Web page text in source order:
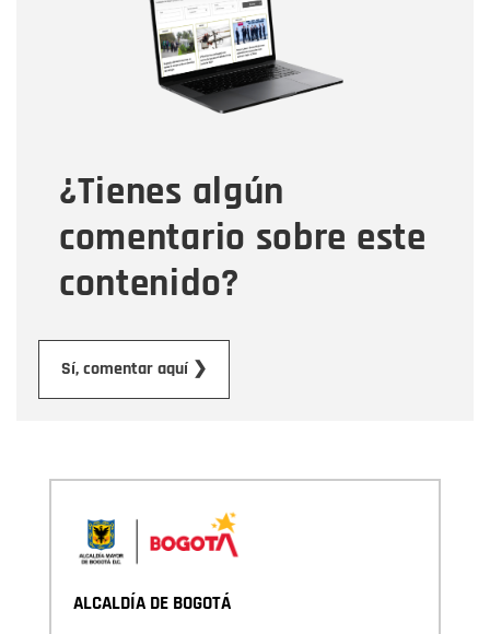
¿Tienes algún
comentario sobre este
contenido?
Sí, comentar aquí ❯
Correo electrónico
Tipo de comentario
Mensaje
ALCALDÍA DE BOGOTÁ